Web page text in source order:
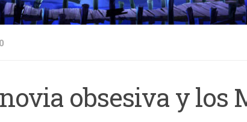
obsesiva y los